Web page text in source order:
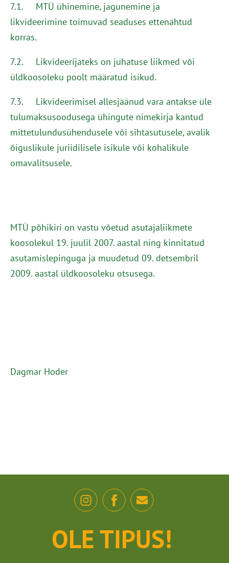
7.1. MTÜ ühinemine, jagunemine ja
likvideerimine toimuvad seaduses ettenähtud
korras.
7.2. Likvideerijateks on juhatuse liikmed või
üldkoosoleku poolt määratud isikud.
7.3. Likvideerimisel allesjäänud vara antakse üle
tulumaksusoodusega ühingute nimekirja kantud
mittetulundusühendusele või sihtasutusele, avalik
õiguslikule juriidilisele isikule või kohalikule
omavalitsusele.
MTÜ põhikiri on vastu võetud asutajaliikmete
koosolekul 19. juulil 2007. aastal ning kinnitatud
asutamislepinguga ja muudetud 09. detsembril
2009. aastal üldkoosoleku otsusega.
Dagmar Hoder
OLE TIPUS!